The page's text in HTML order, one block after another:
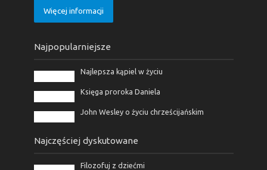
Więcej informacji
Najpopularniejsze
Najlepsza kąpiel w życiu
Księga proroka Daniela
John Wesley o życiu chrześcijańskim
Najczęściej dyskutowane
Filozofuj z dziećmi